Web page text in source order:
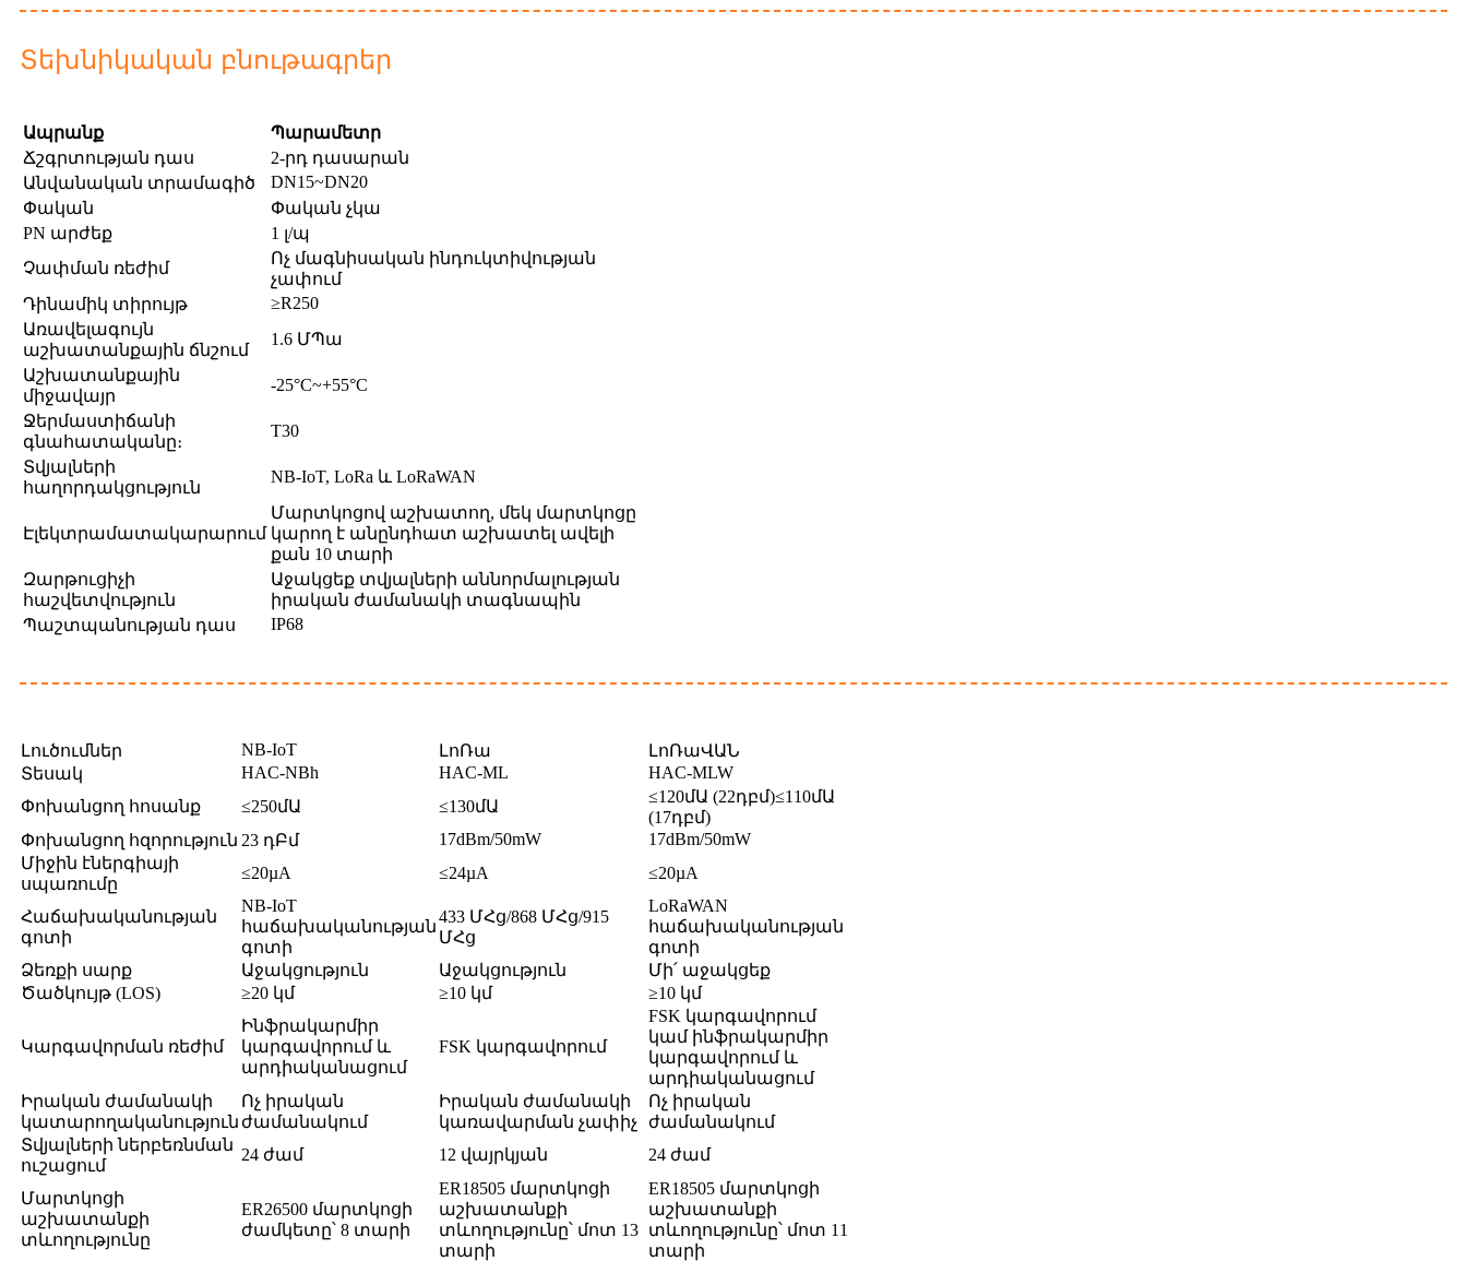
Տեխնիկական բնութագրեր
Ապրանք
Պարամետր
Ճշգրտության դաս
2-րդ դասարան
Անվանական տրամագիծ
DN15~DN20
Փական
Փական չկա
PN արժեք
1 լ/պ
Չափման ռեժիմ
Ոչ մագնիսական ինդուկտիվության
չափում
Դինամիկ տիրույթ
≥R250
Առավելագույն
աշխատանքային ճնշում
1.6 ՄՊա
Աշխատանքային
միջավայր
-25°C~+55°C
Ջերմաստիճանի
գնահատականը։
T30
Տվյալների
հաղորդակցություն
NB-IoT, LoRa և LoRaWAN
Էլեկտրամատակարարում
Մարտկոցով աշխատող, մեկ մարտկոցը
կարող է անընդհատ աշխատել ավելի
քան 10 տարի
Զարթուցիչի
հաշվետվություն
Աջակցեք տվյալների աննորմալության
իրական ժամանակի տագնապին
Պաշտպանության դաս
IP68
Լուծումներ NB-IoT ԼոՌա
ԼոՌաՎԱՆ
Տեսակ
HAC-NBh HAC-ML
HAC-MLW
Փոխանցող հոսանք
≤250մԱ ≤130մԱ
≤120մԱ (22դբմ)≤110մԱ
(17դբմ)
Փոխանցող հզորություն 23 դԲմ 17dBm/50mW
17dBm/50mW
Միջին էներգիայի
սպառումը
≤20µA ≤24µA ≤20µA
Հաճախականության
գոտի
NB-IoT
հաճախականության
գոտի
433 ՄՀց/868 ՄՀց/915
ՄՀց
LoRaWAN
հաճախականության
գոտի
Ձեռքի սարք
Աջակցություն Աջակցություն
Մի՛ աջակցեք
Ծածկույթ (LOS)
≥20 կմ ≥10 կմ ≥10 կմ
Կարգավորման ռեժիմ
Ինֆրակարմիր
կարգավորում և
արդիականացում
FSK կարգավորում
FSK կարգավորում
կամ ինֆրակարմիր
կարգավորում և
արդիականացում
Իրական ժամանակի
կատարողականություն
Ոչ իրական
ժամանակում
Իրական ժամանակի
կառավարման չափիչ
Ոչ իրական
ժամանակում
Տվյալների ներբեռնման
ուշացում
24 ժամ 12 վայրկյան 24 ժամ
Մարտկոցի
աշխատանքի
տևողությունը
ER26500 մարտկոցի
ժամկետը՝ 8 տարի
ER18505 մարտկոցի
աշխատանքի
տևողությունը՝ մոտ 13
տարի
ER18505 մարտկոցի
աշխատանքի
տևողությունը՝ մոտ 11
տարի